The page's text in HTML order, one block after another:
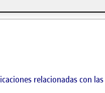
relacionadas con